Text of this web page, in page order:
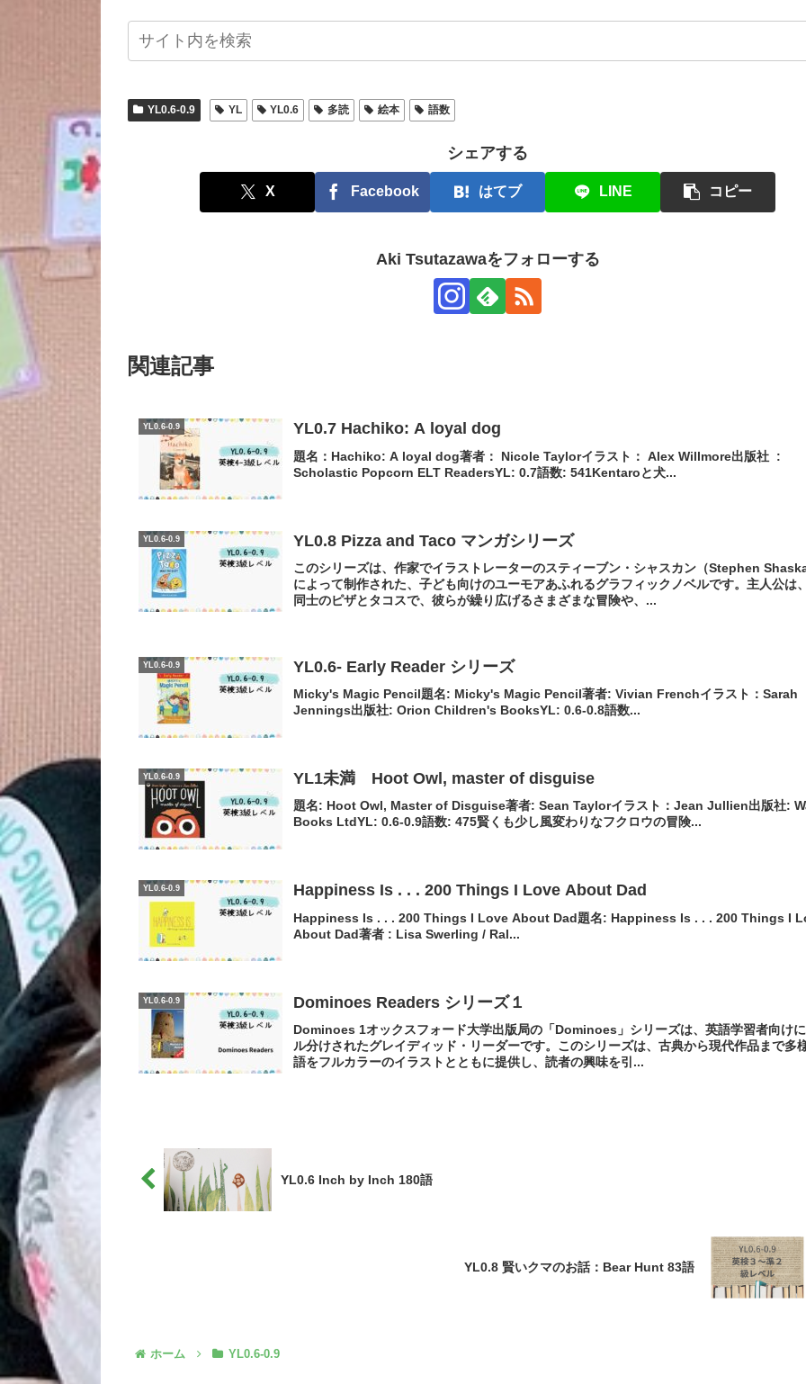
YL0.6-0.9 YL YL0.6 多読 絵本 語数
シェアする
X Facebook はてブ LINE コピー
Aki Tsutazawaをフォローする
関連記事
YL0.6-0.9 YL0.7 Hachiko: A loyal dog
題名：Hachiko: A loyal dog著者： Nicole Taylorイラスト： Alex Willmore出版社 ‏ :
Scholastic Popcorn ELT ReadersYL: 0.7語数: 541Kentaroと犬...
YL0.6-0.9 YL0.8 Pizza and Taco マンガシリーズ
このシリーズは、作家でイラストレーターのスティーブン・シャスカン（Stephen
によって制作された、子ども向けのユーモアあふれるグラフィックノベルです。主人公は
同士のピザとタコスで、彼らが繰り広げるさまざまな冒険や、...
YL0.6-0.9 YL0.6- Early Reader シリーズ
Micky's Magic Pencil題名: Micky's Magic Pencil著者: Vivian Frenchイラスト：Sarah
Jennings出版社: Orion Children's BooksYL: 0.6-0.8語数...
YL0.6-0.9 YL1未満 Hoot Owl, master of disguise
題名: Hoot Owl, Master of Disguise著者: Sean Taylorイラスト：Jean Jullien出版社:
Books LtdYL: 0.6-0.9語数: 475賢くも少し風変わりなフクロウの冒険...
YL0.6-0.9 Happiness Is . . . 200 Things I Love About Dad
Happiness Is . . . 200 Things I Love About Dad題名: Happiness Is . . . 200 Things I
About Dad著者 : Lisa Swerling / Ral...
YL0.6-0.9 Dominoes Readers シリーズ１
Dominoes 1オックスフォード大学出版局の「Dominoes」シリーズは、英語学習者向け
ル分けされたグレイディッド・リーダーです。このシリーズは、古典から現代作品まで多
語をフルカラーのイラストとともに提供し、読者の興味を引...
YL0.6 Inch by Inch 180語
YL0.8 賢いクマのお話：Bear Hunt 83語
ホーム YL0.6-0.9